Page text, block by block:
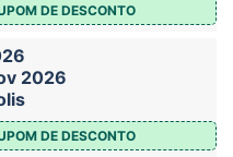
DE DESCONTO
2026
DE DESCONTO